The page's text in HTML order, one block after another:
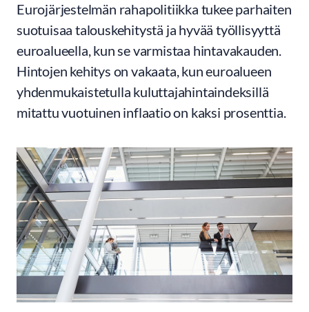
Eurojärjestelmän rahapolitiikka tukee parhaiten
suotuisaa talouskehitystä ja hyvää työllisyyttä
euroalueella, kun se varmistaa hintavakauden.
Hintojen kehitys on vakaata, kun euroalueen
yhdenmukaistetulla kuluttajahintaindeksillä
mitattu vuotuinen inflaatio on kaksi prosenttia.